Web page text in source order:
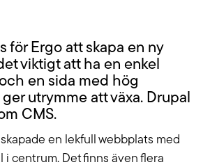
för Ergo att skapa en ny
viktigt att ha en enkel
en sida med hög
utrymme att växa. Drupal
CMS.
en lekfull webbplats med
centrum. Det finns även flera